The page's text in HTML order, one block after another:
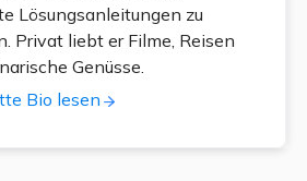
Lösungsanleitungen zu
Privat liebt er Filme, Reisen
Genüsse.
Bio lesen